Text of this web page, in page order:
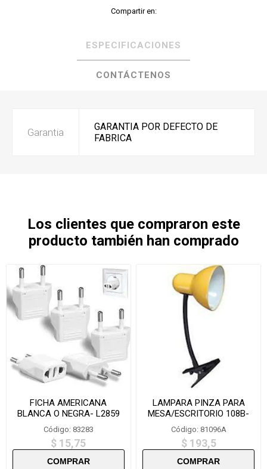
Compartir en:
ESPECIFICACIONES
CONTÁCTENOS
Garantia
GARANTIA POR DEFECTO DE
FABRICA
Los clientes que compraron este
producto también han comprado
FICHA AMERICANA
BLANCA O NEGRA- L2859
Código: 83283
$ 15,75
LAMPARA PINZA PARA
MESA/ESCRITORIO 108B-
AMARILLA
Código: 81096A
$ 193,5